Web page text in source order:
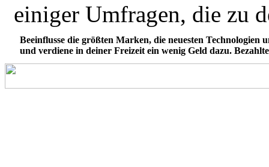
einiger Umfragen, die zu
Beeinflusse die größten Marken, die neuesten Technologien
und verdiene in deiner Freizeit ein wenig Geld dazu.